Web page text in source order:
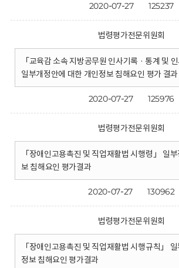
2020-07-27 125237
법령평가전문위원회
「교육감 소속 지방공무원 인사기록 · 통계 및
일부개정안에 대한 개인정보 침해요인 평가 결과
2020-07-27 125976
법령평가전문위원회
「장애인고용촉진 및 직업재활법 시행령」 일
보 침해요인 평가결과
2020-07-27 130962
법령평가전문위원회
「장애인고용촉진 및 직업재활법 시행규칙」
정보 침해요인 평가결과